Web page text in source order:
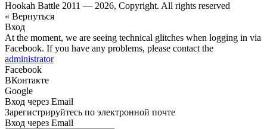
Hookah Battle 2011 — 2026, Copyright. All rights reserved
« Вернуться
Вход
At the moment, we are seeing technical glitches when logging in via
Facebook. If you have any problems, please contact the
administrator
Facebook
ВКонтакте
Google
Вход через Email
Зарегистрируйтесь по электронной почте
Вход через Email